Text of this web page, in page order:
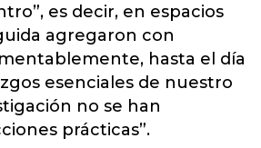
es decir, en espacios
agregaron con
hasta el día
esenciales de nuestro
no se han
prácticas”.